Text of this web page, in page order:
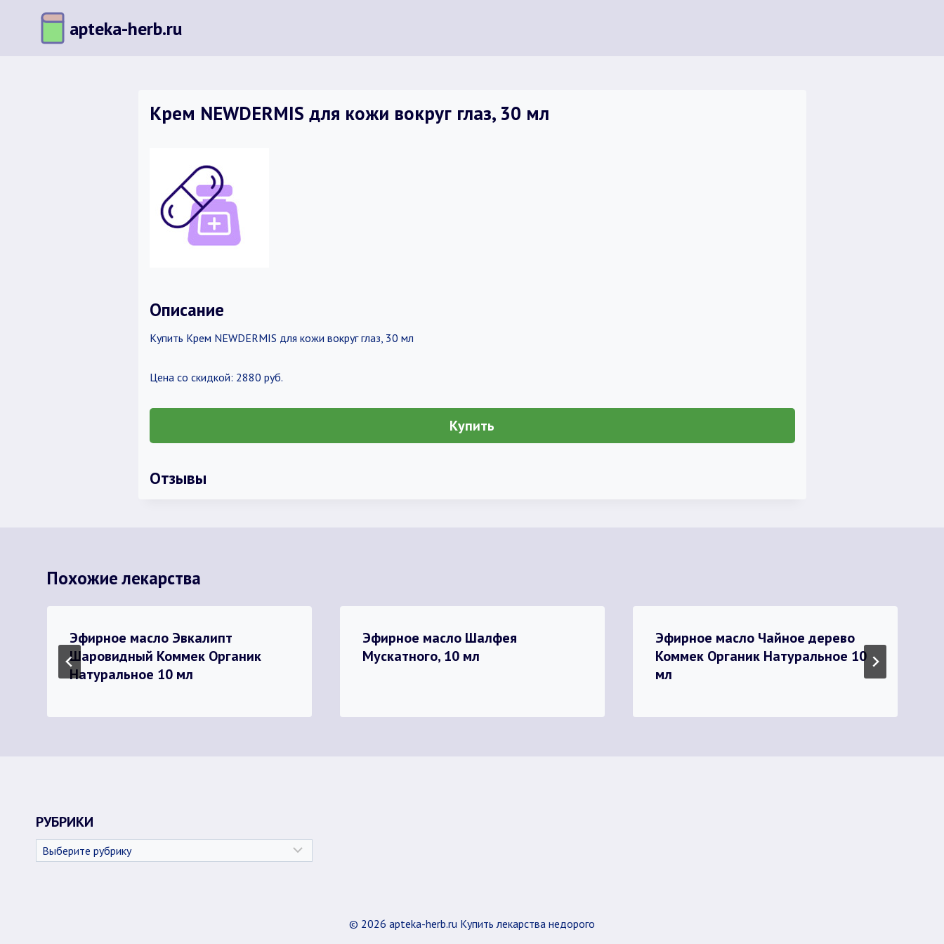
содержимому
apteka-herb.ru
Крем NEWDERMIS для кожи вокруг глаз, 30 мл
Описание
Купить Крем NEWDERMIS для кожи вокруг глаз, 30 мл
Цена со скидкой: 2880 руб.
Купить
Отзывы
Похожие лекарства
Эфирное масло Эвкалипт
Шаровидный Коммек Органик
Натуральное 10 мл
Эфирное масло Шалфея
Мускатного, 10 мл
Эфирное масло Чайное дерево
Коммек Органик Натуральное 10
мл
РУБРИКИ
Рубрики
© 2026 apteka-herb.ru Купить лекарства недорого